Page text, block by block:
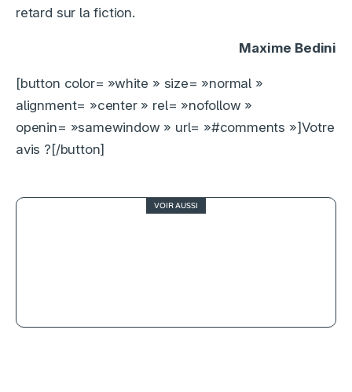
retard sur la fiction.
Maxime Bedini
[button color= »white » size= »normal »
alignment= »center » rel= »nofollow »
openin= »samewindow » url= »#comments »]Votre
avis ?[/button]
VOIR AUSSI